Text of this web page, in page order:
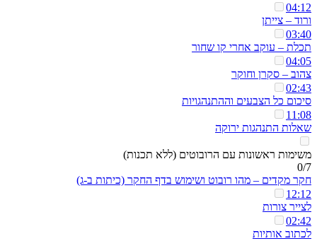
04:12
ורוד – צייתן
03:40
תכלת – עוקב אחרי קו שחור
04:05
צהוב – סקרן וחוקר
02:43
סיכום כל הצבעים וההתנהגויות
11:08
שאלות התנהגות ירוקה
משימות ראשונות עם הרובוטים (ללא תכנות)
0/7
חקר מקדים – מהו רובוט ושימוש בדף החקר (כיתות ב-ג)
12:12
לצייר צורות
02:42
לכתוב אותיות